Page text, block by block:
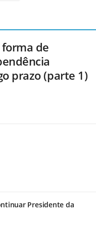
de
prazo (parte 1)
Presidente da